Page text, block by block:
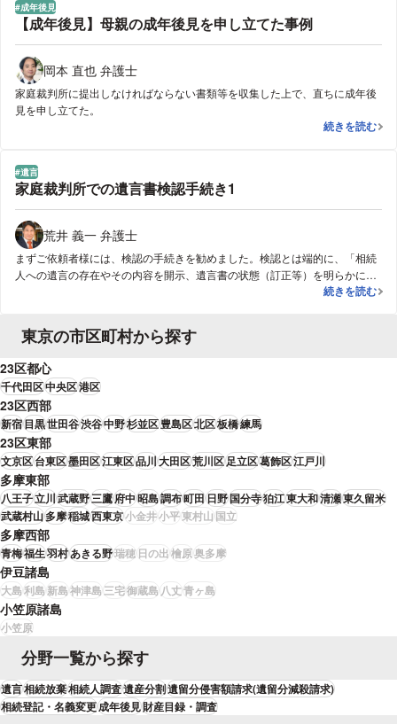
せることができました。
成年後見
【成年後見】母親の成年後見を申し立てた事例
岡本 直也 弁護士
家庭裁判所に提出しなければならない書類等を収集した上で、直ちに成年後
見を申し立てた。
【成年後見】
続きを読む
遺言
家庭裁判所での遺言書検認手続き1
荒井 義一 弁護士
まずご依頼者様には、検認の手続きを勧めました。検認とは端的に、「相続
人への遺言の存在やその内容を開示、遺言書の状態（訂正等）を明らかにし
て、遺言書の偽造を防止するための手続き」だということも説明させていた
家庭裁判所で
続きを読む
東京の市区町村から探す
23区都心
千代田区中央区港区
23区西部
新宿目黒世田谷渋谷中野杉並区豊島区北区板橋練馬
23区東部
文京区台東区墨田区江東区品川大田区荒川区足立区葛飾区江戸川
多摩東部
八王子立川武蔵野三鷹府中昭島調布町田日野国分寺狛江東大和清瀬東久留米
武蔵村山多摩稲城西東京小金井小平東村山 国立
多摩西部
青梅福生羽村あきる野瑞穂 日の出檜原奥多摩
伊豆諸島
大島利島新島神津島三宅御蔵島 八丈青ヶ島
小笠原諸島
小笠原
分野一覧から探す
遺言相続放棄相続人調査遺産分割遺留分侵害額請求(遺留分減殺請求)
相続登記・名義変更成年後見財産目録・調査